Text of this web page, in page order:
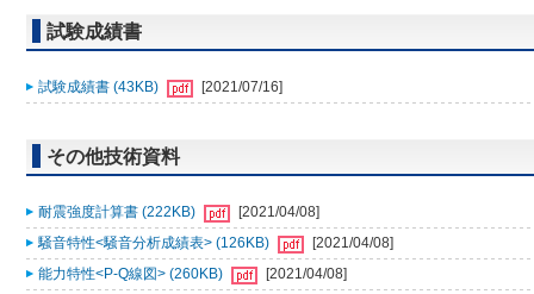
試験成績書
試験成績書 (43KB) [2021/07/16]
その他技術資料
耐震強度計算書 (222KB)
[2021/04/08]
騒音特性<騒音分析成績表> (126KB)
[2021/04/08]
能力特性<P-Q線図> (260KB)
[2021/04/08]